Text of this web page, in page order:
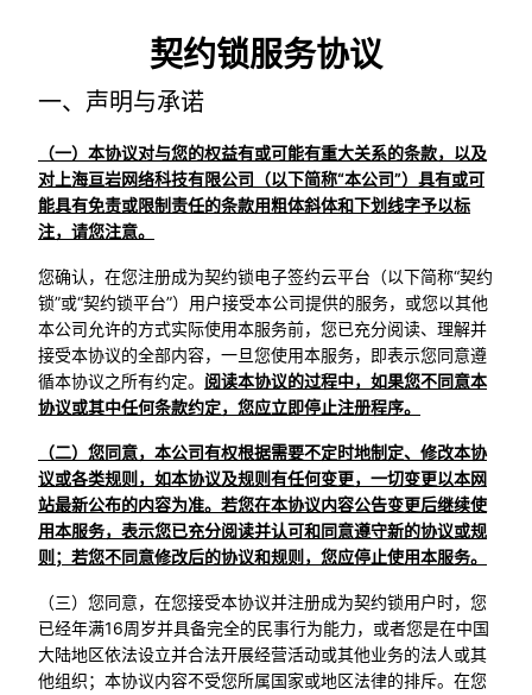
契约锁服务协议
一、声明与承诺
（一）本协议对与您的权益有或可能有重大关系的条款，以及
对上海亘岩网络科技有限公司（以下简称“本公司”）具有或可
能具有免责或限制责任的条款用粗体斜体和下划线字予以标
注，请您注意。
您确认，在您注册成为契约锁电子签约云平台（以下简称“契约
锁”或“契约锁平台”）用户接受本公司提供的服务，或您以其他
本公司允许的方式实际使用本服务前，您已充分阅读、理解并
接受本协议的全部内容，一旦您使用本服务，即表示您同意遵
循本协议之所有约定。 阅读本协议的过程中，如果您不同意本
协议或其中任何条款约定，您应立即停止注册程序。
（二）您同意，本公司有权根据需要不定时地制定、修改本协
议或各类规则，如本协议及规则有任何变更，一切变更以本网
站最新公布的内容为准。若您在本协议内容公告变更后继续使
用本服务，表示您已充分阅读并认可和同意遵守新的协议或规
则；若您不同意修改后的协议和规则，您应停止使用本服务。
（三）您同意，在您接受本协议并注册成为契约锁用户时，您
已经年满16周岁并具备完全的民事行为能力，或者您是在中国
大陆地区依法设立并合法开展经营活动或其他业务的法人或其
他组织；本协议内容不受您所属国家或地区法律的排斥。在您